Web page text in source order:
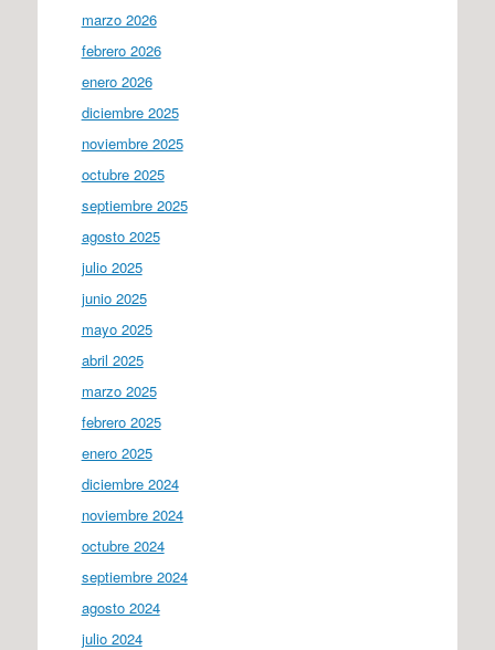
marzo 2026
febrero 2026
enero 2026
diciembre 2025
noviembre 2025
octubre 2025
septiembre 2025
agosto 2025
julio 2025
junio 2025
mayo 2025
abril 2025
marzo 2025
febrero 2025
enero 2025
diciembre 2024
noviembre 2024
octubre 2024
septiembre 2024
agosto 2024
julio 2024